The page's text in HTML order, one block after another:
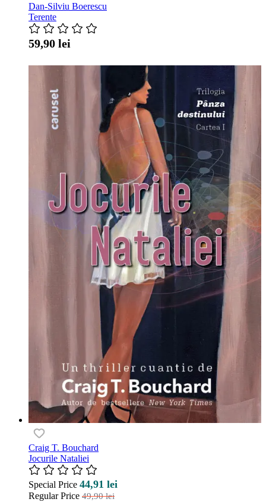
Dan-Silviu Boerescu
Terente
59,90 lei
Craig T. Bouchard
Jocurile Nataliei
Special Price 44,91 lei
Regular Price 49,90 lei